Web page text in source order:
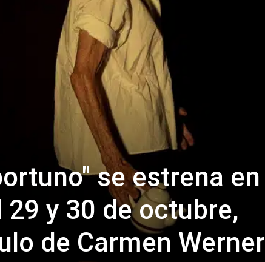
se estrena en
29 y 30 de octubre,
de Carmen Werner